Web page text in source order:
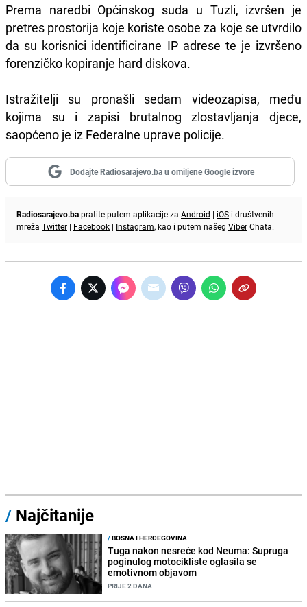
Prema naredbi Općinskog suda u Tuzli, izvršen je
pretres prostorija koje koriste osobe za koje se utvrdilo
da su korisnici identificirane IP adrese te je izvršeno
forenzičko kopiranje hard diskova.
Istražitelji su pronašli sedam videozapisa, među
kojima su i zapisi brutalnog zlostavljanja djece,
saopćeno je iz Federalne uprave policije.
Dodajte Radiosarajevo.ba u omiljene Google izvore
Radiosarajevo.bapratite putem aplikacije za Android | iOS i društvenih
mreža Twitter | Facebook | Instagram, kao i putem našeg ViberChata.
/ Najčitanije
/BOSNA I HERCEGOVINA
Tuga nakon nesreće kod Neuma: Supruga
poginulog motocikliste oglasila se
emotivnom objavom
PRIJE 2 DANA